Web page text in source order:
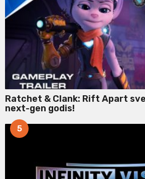
Ratchet & Clank: Rift Apart
next-gen godis!
5